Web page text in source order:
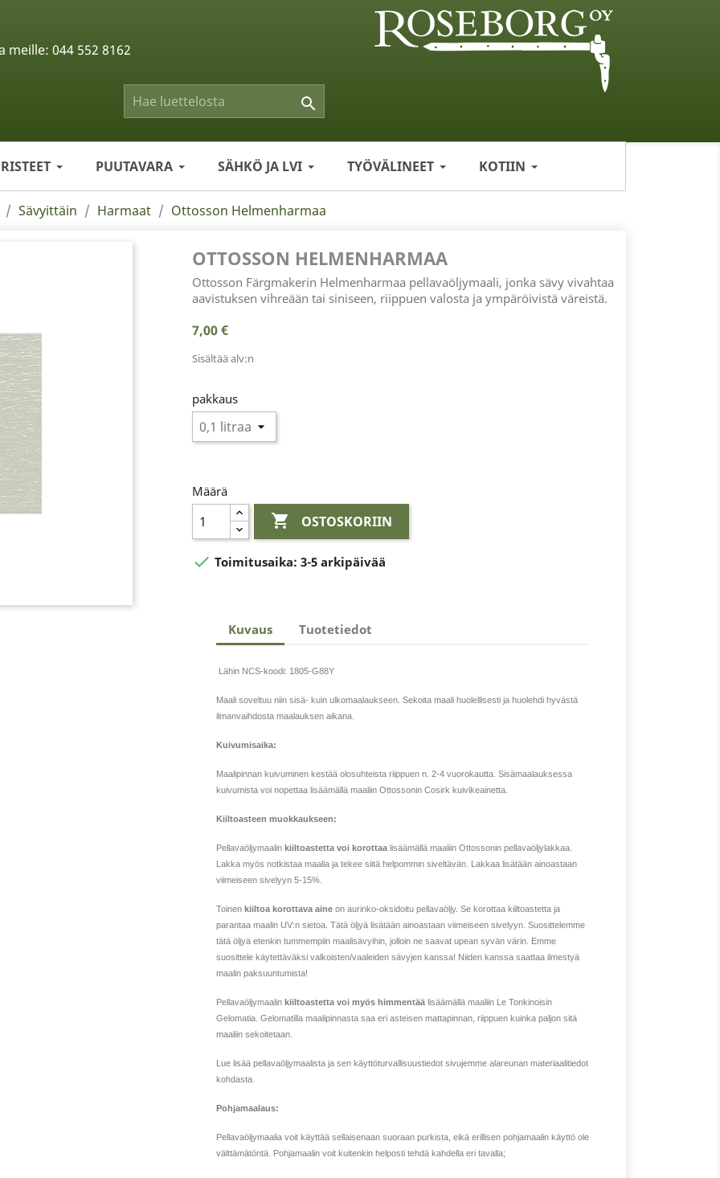

PUUTAVARA SÄHKÖ JA LVI TYÖVÄLINEET KOTIIN
meille: 044 552 8162
Sävyittäin Harmaat Ottosson Helmenharmaa
OTTOSSON HELMENHARMAA
Ottosson Färgmakerin Helmenharmaa pellavaöljymaali, jonka sävy vivahtaa
aavistuksen vihreään tai siniseen, riippuen valosta ja ympäröivistä väreistä.
7,00 €
Sisältää alv:n
pakkaus
Määrä
 OSTOSKORIIN
 Toimitusaika: 3-5 arkipäivää
Kuvaus Tuotetiedot
Lähin NCS-koodi: 1805-G88Y
Maali soveltuu niin sisä- kuin ulkomaalaukseen. Sekoita maali huolellisesti ja huolehdi hyvästä
ilmanvaihdosta maalauksen aikana.
Kuivumisaika:
Maalipinnan kuivuminen kestää olosuhteista riippuen n. 2-4 vuorokautta. Sisämaalauksessa
kuivumista voi nopettaa lisäämällä maaliin Ottossonin Cosirk kuivikeainetta.
Kiiltoasteen muokkaukseen:
Pellavaöljymaalin kiiltoastetta voi korottaa lisäämällä maaliin Ottossonin pellavaöljylakkaa.
Lakka myös notkistaa maalia ja tekee siitä helpommin siveltävän. Lakkaa lisätään ainoastaan
viimeiseen sivelyyn 5-15%.
Toinen kiiltoa korottava aine on aurinko-oksidoitu pellavaöljy. Se korottaa kiiltoastetta ja
parantaa maalin UV:n sietoa. Tätä öljyä lisätään ainoastaan viimeiseen sivelyyn. Suosittelemme
tätä öljyä etenkin tummempiin maalisävyihin, jolloin ne saavat upean syvän värin. Emme
suosittele käytettäväksi valkoisten/vaaleiden sävyjen kanssa! Niiden kanssa saattaa ilmestyä
maalin paksuuntumista!
Pellavaöljymaalin kiiltoastetta voi myös himmentää lisäämällä maaliin Le Tonkinoisin
Gelomatia. Gelomatilla maalipinnasta saa eri asteisen mattapinnan, riippuen kuinka paljon sitä
maaliin sekoitetaan.
Lue lisää pellavaöljymaalista ja sen käyttöturvallisuustiedot sivujemme alareunan materiaalitiedot
kohdasta.
Pohjamaalaus:
Pellavaöljymaalia voit käyttää sellaisenaan suoraan purkista, eikä erillisen pohjamaalin käyttö ole
välttämätöntä. Pohjamaalin voit kuitenkin helposti tehdä kahdella eri tavalla;